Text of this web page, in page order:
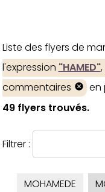
Liste des flyers de
l'expression "HAMED"
commentaires
en
49 flyers trouvés.
Filtrer :
MOHAMEDE